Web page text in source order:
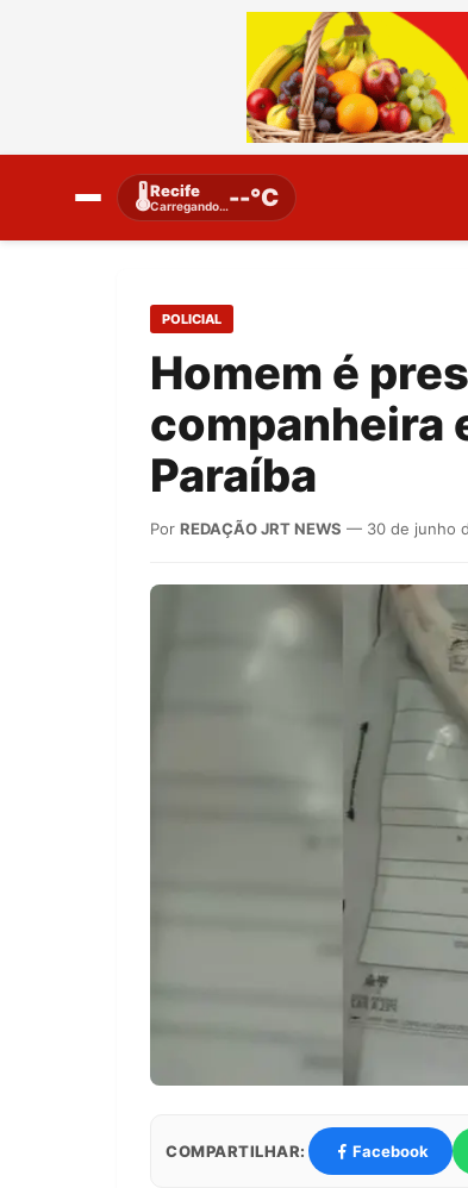
🌡️Recife
Carregando…--°C
POLICIAL
Homem é
companheira
Paraíba
Por REDAÇÃO JRT NEWS — 30 de junho
COMPARTILHAR: Facebook